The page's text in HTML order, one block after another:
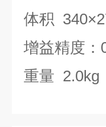
体积
增益精度：
重量 2.0kg